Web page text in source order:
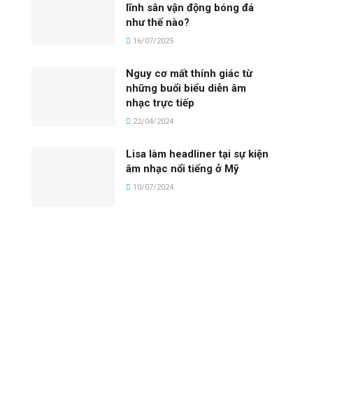
lĩnh sân vận động bóng đá
như thế nào?
16/07/2025
Nguy cơ mất thính giác từ
những buổi biểu diễn âm
nhạc trực tiếp
22/04/2024
Lisa làm headliner tại sự kiện
âm nhạc nổi tiếng ở Mỹ
10/07/2024